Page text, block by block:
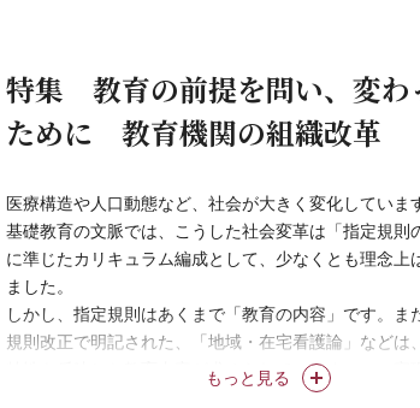
特集 教育の前提を問い、変わ
ために 教育機関の組織改革
もっと見る
医療構造や人口動態など、社会が大きく変化していま
基礎教育の文脈では、こうした社会変革は「指定規則
に準じたカリキュラム編成として、少なくとも理念上
ました。
しかし、指定規則はあくまで「教育の内容」です。ま
規則改正で明記された、「地域・在宅看護論」などは
特性を反映した教育内容が求められています。この実
関・教員が自律的に教育のあり方をとらえ直し、組織